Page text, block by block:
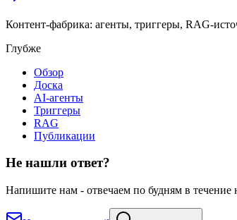
Контент-фабрика: агенты, триггеры, RAG-
Глубже
Обзор
Доска
AI-агенты
Триггеры
RAG
Публикации
Не нашли ответ?
Напишите нам - отвечаем по будням в течение